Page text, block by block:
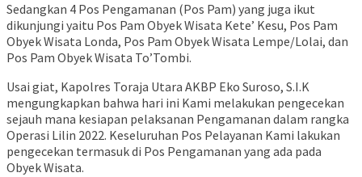
Sedangkan 4 Pos Pengamanan (Pos Pam) yang juga ikut
dikunjungi yaitu Pos Pam Obyek Wisata Kete’ Kesu, Pos Pam
Obyek Wisata Londa, Pos Pam Obyek Wisata Lempe/Lolai, dan
Pos Pam Obyek Wisata To’Tombi.
Usai giat, Kapolres Toraja Utara AKBP Eko Suroso, S.I.K
mengungkapkan bahwa hari ini Kami melakukan pengecekan
sejauh mana kesiapan pelaksanan Pengamanan dalam rangka
Operasi Lilin 2022. Keseluruhan Pos Pelayanan Kami lakukan
pengecekan termasuk di Pos Pengamanan yang ada pada
Obyek Wisata.